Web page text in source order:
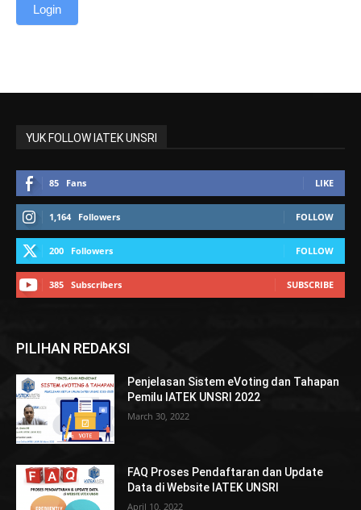
YUK FOLLOW IATEK UNSRI
85 Fans LIKE
1,164 Followers FOLLOW
200 Followers FOLLOW
385 Subscribers SUBSCRIBE
PILIHAN REDAKSI
Penjelasan Sistem eVoting dan Tahapan
Pemilu IATEK UNSRI 2022
March 30, 2022
FAQ Proses Pendaftaran dan Update
Data di Website IATEK UNSRI
April 10, 2022